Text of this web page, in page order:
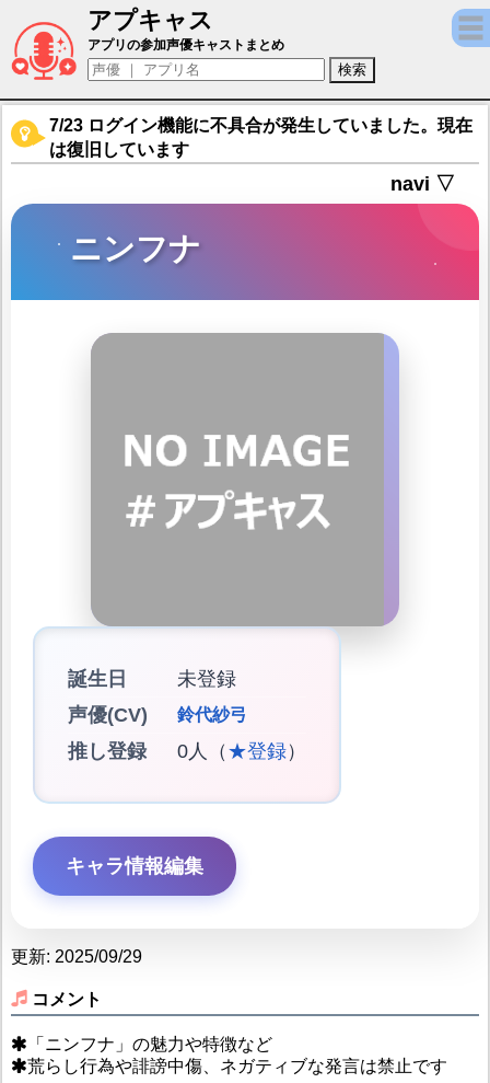
アプキャス
ニンフナ（声優：鈴代紗弓)【イザリア】キ
アプリの参加声優キャストまとめ
7/23 ログイン機能に不具合が発生していました。現在
は復旧しています
navi ▽
ニンフナ
誕生日
未登録
声優(CV)
鈴代紗弓
推し登録 0人（ ★登録）
キャラ情報編集
更新: 2025/09/29
コメント
「ニンフナ」の魅力や特徴など
荒らし行為や誹謗中傷、ネガティブな発言は禁止です